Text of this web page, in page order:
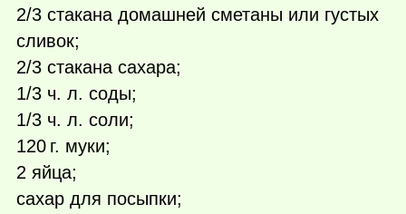
2/3 стакана домашней сметаны или густых
сливок;
2/3 стакана сахара;
1/3 ч. л. соды;
1/3 ч. л. соли;
120 г. муки;
2 яйца;
сахар для посыпки;